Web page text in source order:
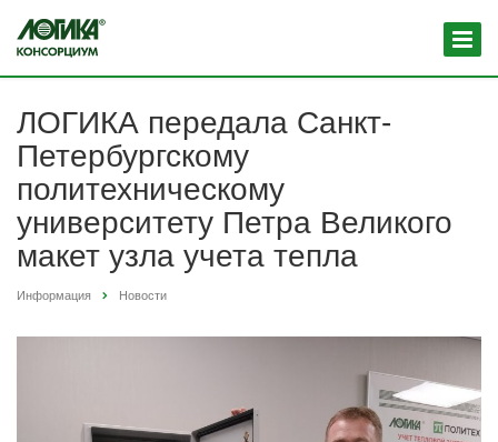
ЛОГИКА передала Санкт-
Петербургскому
политехническому
университету Петра Великого
макет узла учета тепла
Информация Новости